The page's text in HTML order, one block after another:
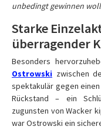
unbedingt gewinnen
Starke
überragender
Besonders
Ostrowski zwischen
spektakulär gegen
Rückstand – ein
zugunsten von Wacker
war Ostrowski ein